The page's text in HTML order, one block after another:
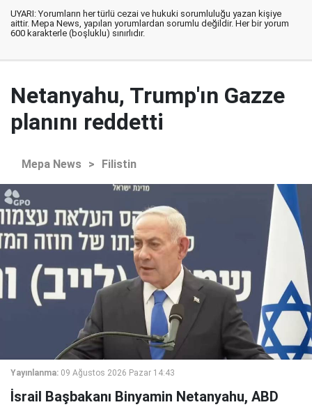
UYARI: Yorumların her türlü cezai ve hukuki sorumluluğu yazan kişiye
aittir. Mepa News, yapılan yorumlardan sorumlu değildir. Her bir yorum
600 karakterle (boşluklu) sınırlıdır.
Netanyahu, Trump'ın Gazze
planını reddetti
Mepa News > Filistin
Yayınlanma: 09 Ağustos 2026 Pazar 14:43
İsrail Başbakanı Binyamin Netanyahu, ABD